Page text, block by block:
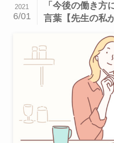
「今後の働き方
言葉【先生の私
2021
6/01